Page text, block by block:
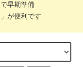
早期準備
が便利です